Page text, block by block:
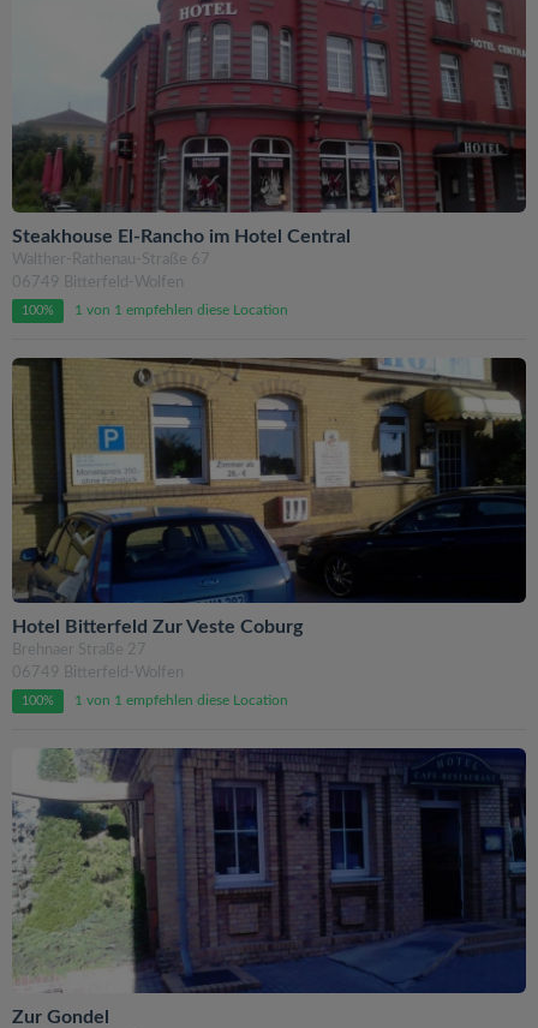
Steakhouse El-Rancho im Hotel Central
Walther-Rathenau-Straße 67
06749 Bitterfeld-Wolfen
100% 1 von 1 empfehlen diese Location
Hotel Bitterfeld Zur Veste Coburg
Brehnaer Straße 27
06749 Bitterfeld-Wolfen
100% 1 von 1 empfehlen diese Location
Zur Gondel